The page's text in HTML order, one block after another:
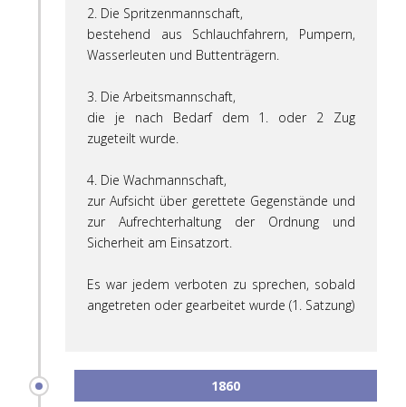
2. Die Spritzenmannschaft,
bestehend aus Schlauchfahrern, Pumpern,
Wasserleuten und Buttenträgern.
3. Die Arbeitsmannschaft,
die je nach Bedarf dem 1. oder 2 Zug
zugeteilt wurde.
4. Die Wachmannschaft,
zur Aufsicht über gerettete Gegenstände und
zur Aufrechterhaltung der Ordnung und
Sicherheit am Einsatzort.
Es war jedem verboten zu sprechen, sobald
angetreten oder gearbeitet wurde (1. Satzung)
1860